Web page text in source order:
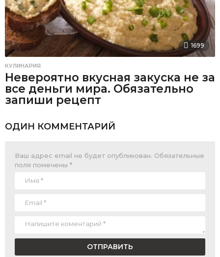
1699
КУЛИНАРИЯ
Невероятно вкусная закуска не за
все деньги мира. Обязательно
запиши рецепт
ОДИН КОММЕНТАРИЙ
Ваш адрес email не будет опубликован. Обязательные
поля помечены *